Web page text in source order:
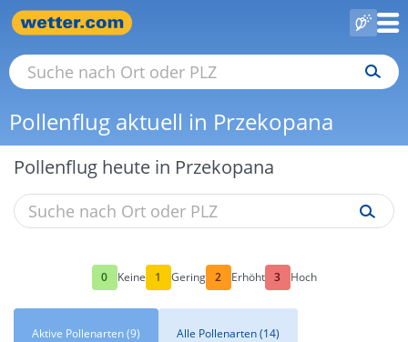
Pollenflug aktuell in Przekopana
Pollenflug heute in Przekopana
0 Keine 1 Gering 2 Erhöht 3 Hoch
Aktive Pollenarten (9) Alle Pollenarten (14)